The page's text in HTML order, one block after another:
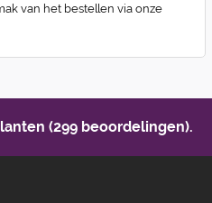
van het bestellen via onze
(299 beoordelingen).